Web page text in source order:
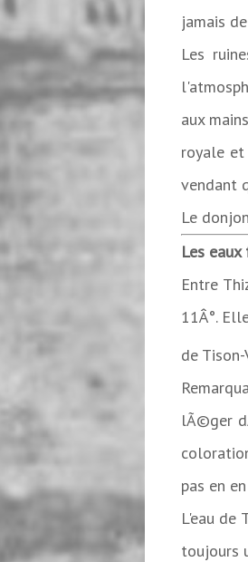
jamais
Les
aux
royale et
vendant
Le
Les
Entre
11Â°.
de
lÃ©ger
pas en
L'eau de
toujours